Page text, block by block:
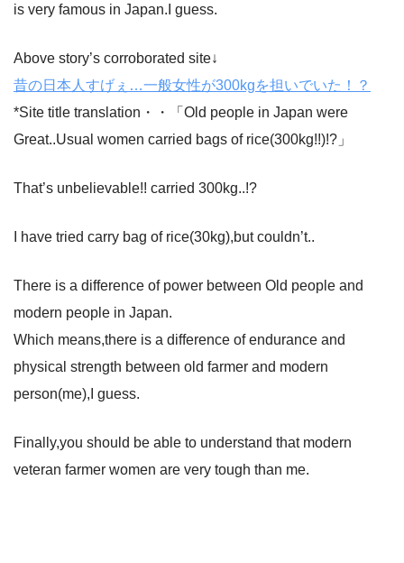
is very famous in Japan.I guess.
Above story’s corroborated site↓
昔の日本人すげぇ…一般女性が300kgを担いでいた！？
*Site title translation・・「Old people in Japan were
Great..Usual women carried bags of rice(300kg!!)!?」
That’s unbelievable!! carried 300kg..!?
I have tried carry bag of rice(30kg),but couldn’t..
There is a difference of power between Old people and
modern people in Japan.
Which means,there is a difference of endurance and
physical strength between old farmer and modern
person(me),I guess.
Finally,you should be able to understand that modern
veteran farmer women are very tough than me.